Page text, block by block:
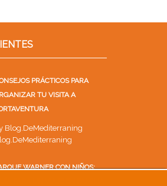
PRÁCTICOS PARA
TU VISITA A
Blog.DeMediterraning
WARNER CON NIÑOS: